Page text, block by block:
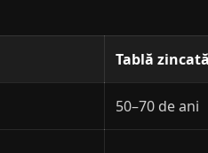
Tablă zincată
50–70 de ani